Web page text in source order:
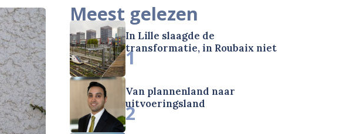
Meest gelezen
In Lille slaagde de
transformatie, in Roubaix niet
1
Van plannenland naar
uitvoeringsland
2